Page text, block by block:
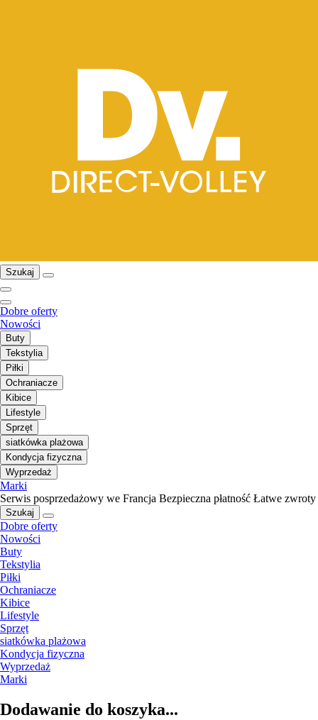
Szukaj
Dobre oferty
Nowości
Buty
Tekstylia
Piłki
Ochraniacze
Kibice
Lifestyle
Sprzęt
siatkówka plażowa
Kondycja fizyczna
Wyprzedaż
Marki
Serwis posprzedażowy we Francja Bezpieczna płatność Łatwe zwroty
Szukaj
Dobre oferty
Nowości
Buty
Tekstylia
Piłki
Ochraniacze
Kibice
Lifestyle
Sprzęt
siatkówka plażowa
Kondycja fizyczna
Wyprzedaż
Marki
Dodawanie do koszyka...